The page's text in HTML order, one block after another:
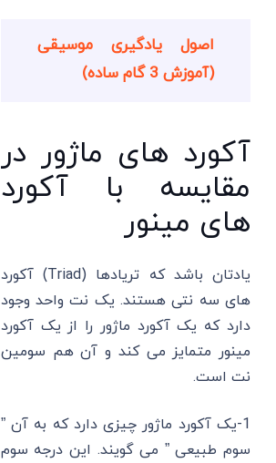
اصول یادگیری موسیقی
(آموزش 3 گام ساده)
آکورد های ماژور در
مقایسه با آکورد
های مینور
یادتان باشد که تریادها (Triad) آکورد
های سه نتی هستند. یک نت واحد وجود
دارد که یک آکورد ماژور را از یک آکورد
مینور متمایز می کند و آن هم سومین
نت است.
1-یک آکورد ماژور چیزی دارد که به آن ”
سوم طبیعی ” می گویند. این درجه سوم